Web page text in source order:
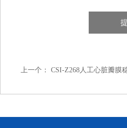
上一个： CSI-Z268人工心脏瓣膜